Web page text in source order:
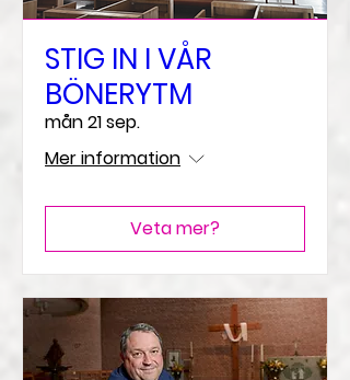
STIG IN I VÅR
BÖNERYTM
mån 21 sep.
Mer information
Veta mer?